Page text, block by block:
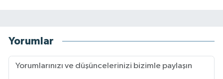
Yorumlar